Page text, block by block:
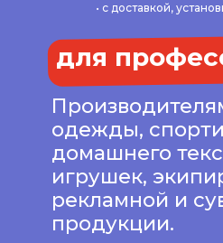
• с доставкой,
для
одежды,
домашнего
игрушек,
рекламной и
продукции.